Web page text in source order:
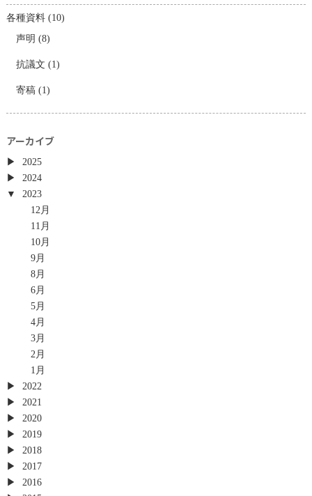
各種資料(10)
声明 (8)
抗議文 (1)
寄稿(1)
アーカイブ
2025
2024
2023
12月
11月
10月
9月
8月
6月
5月
4月
3月
2月
1月
2022
2021
2020
2019
2018
2017
2016